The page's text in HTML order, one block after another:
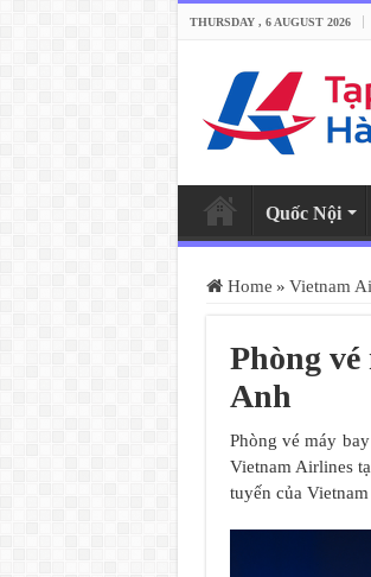
THURSDAY , 6 AUGUST 2026
Quốc Nội
Home » Vietnam
Phòng
Anh
Phòng vé máy
Vietnam Airlines
tuyến của